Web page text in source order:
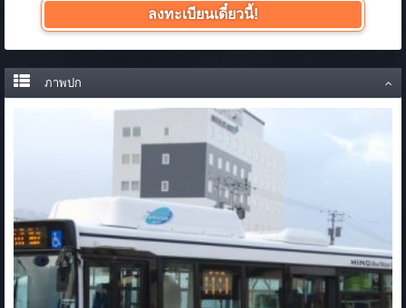
ลงทะเบียนเดี๋ยวนี้!
ภาพปก